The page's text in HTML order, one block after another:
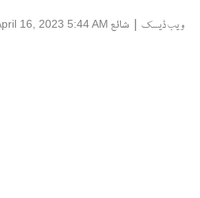
ویب ڈیسک | شائع 16, 2023 5:44 AM